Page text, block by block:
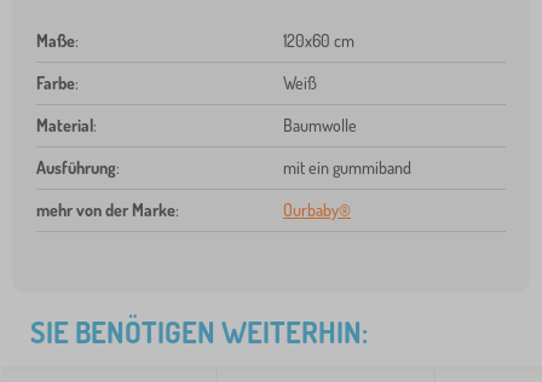
Maße: 120x60 cm
Farbe: Weiß
Material: Baumwolle
Ausführung: mit ein gummiband
mehr von der Marke: Ourbaby®
SIE BENÖTIGEN WEITERHIN: